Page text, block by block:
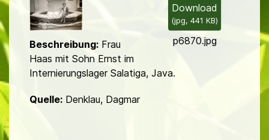
l
d
Download
(jpg, 441 KB)
p6870.jpg
Beschreibung: Frau
Haas mit Sohn Ernst im
Internierungslager Salatiga, Java.
Quelle: Denklau, Dagmar